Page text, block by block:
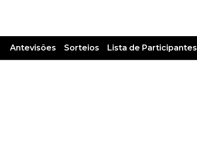
Antevisões Sorteios Lista de Participantes